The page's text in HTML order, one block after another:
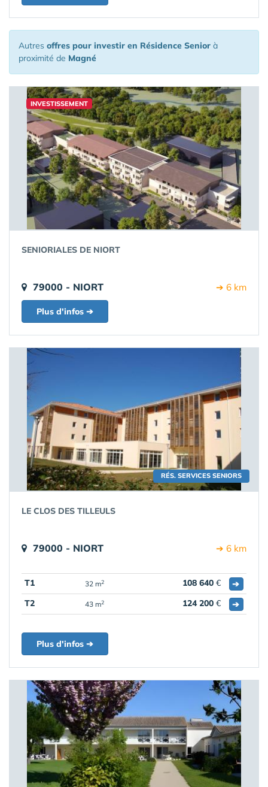
Autres offres pour investir en Résidence Senior à
proximité de Magné
INVESTISSEMENT
SENIORIALES DE NIORT
79000 - NIORT ➔ 6 km
Plus d'infos ➔
RÉS. SERVICES SENIORS
LE CLOS DES TILLEULS
79000 - NIORT ➔ 6 km
T1 32 m2 108 640 €
➔
T2
43 m2 124 200 € ➔
Plus d'infos ➔